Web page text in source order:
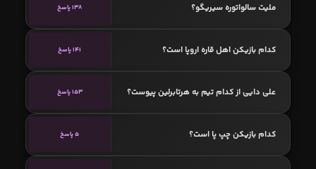
ملیت سالواتوره سیریگو؟ 138 پاسخ
کدام بازیکن اهل قاره اروپا است؟ 141 پاسخ
علی دایی از کدام تیم به هرتابرلین پیوست؟ 153 پاسخ
کدام بازیکن چپ پا است؟ 5 پاسخ